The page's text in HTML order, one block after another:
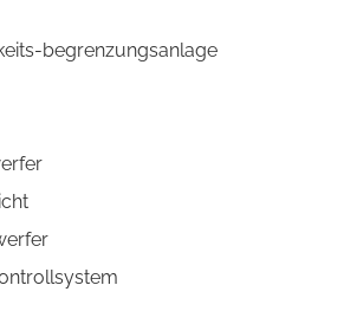
begrenzungsanlage